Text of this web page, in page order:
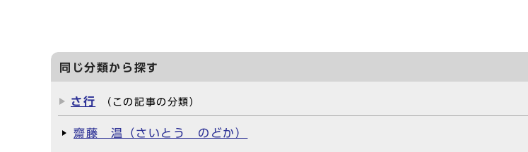
同じ分類から探す
さ行 （この記事の分類）
齋藤 温（さいとう のどか）